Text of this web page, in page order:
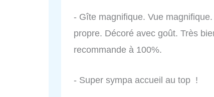
- Gîte magnifique. Vue
propre. Décoré avec goût. Très
recommande à 100%.
- Super sympa accueil au top !